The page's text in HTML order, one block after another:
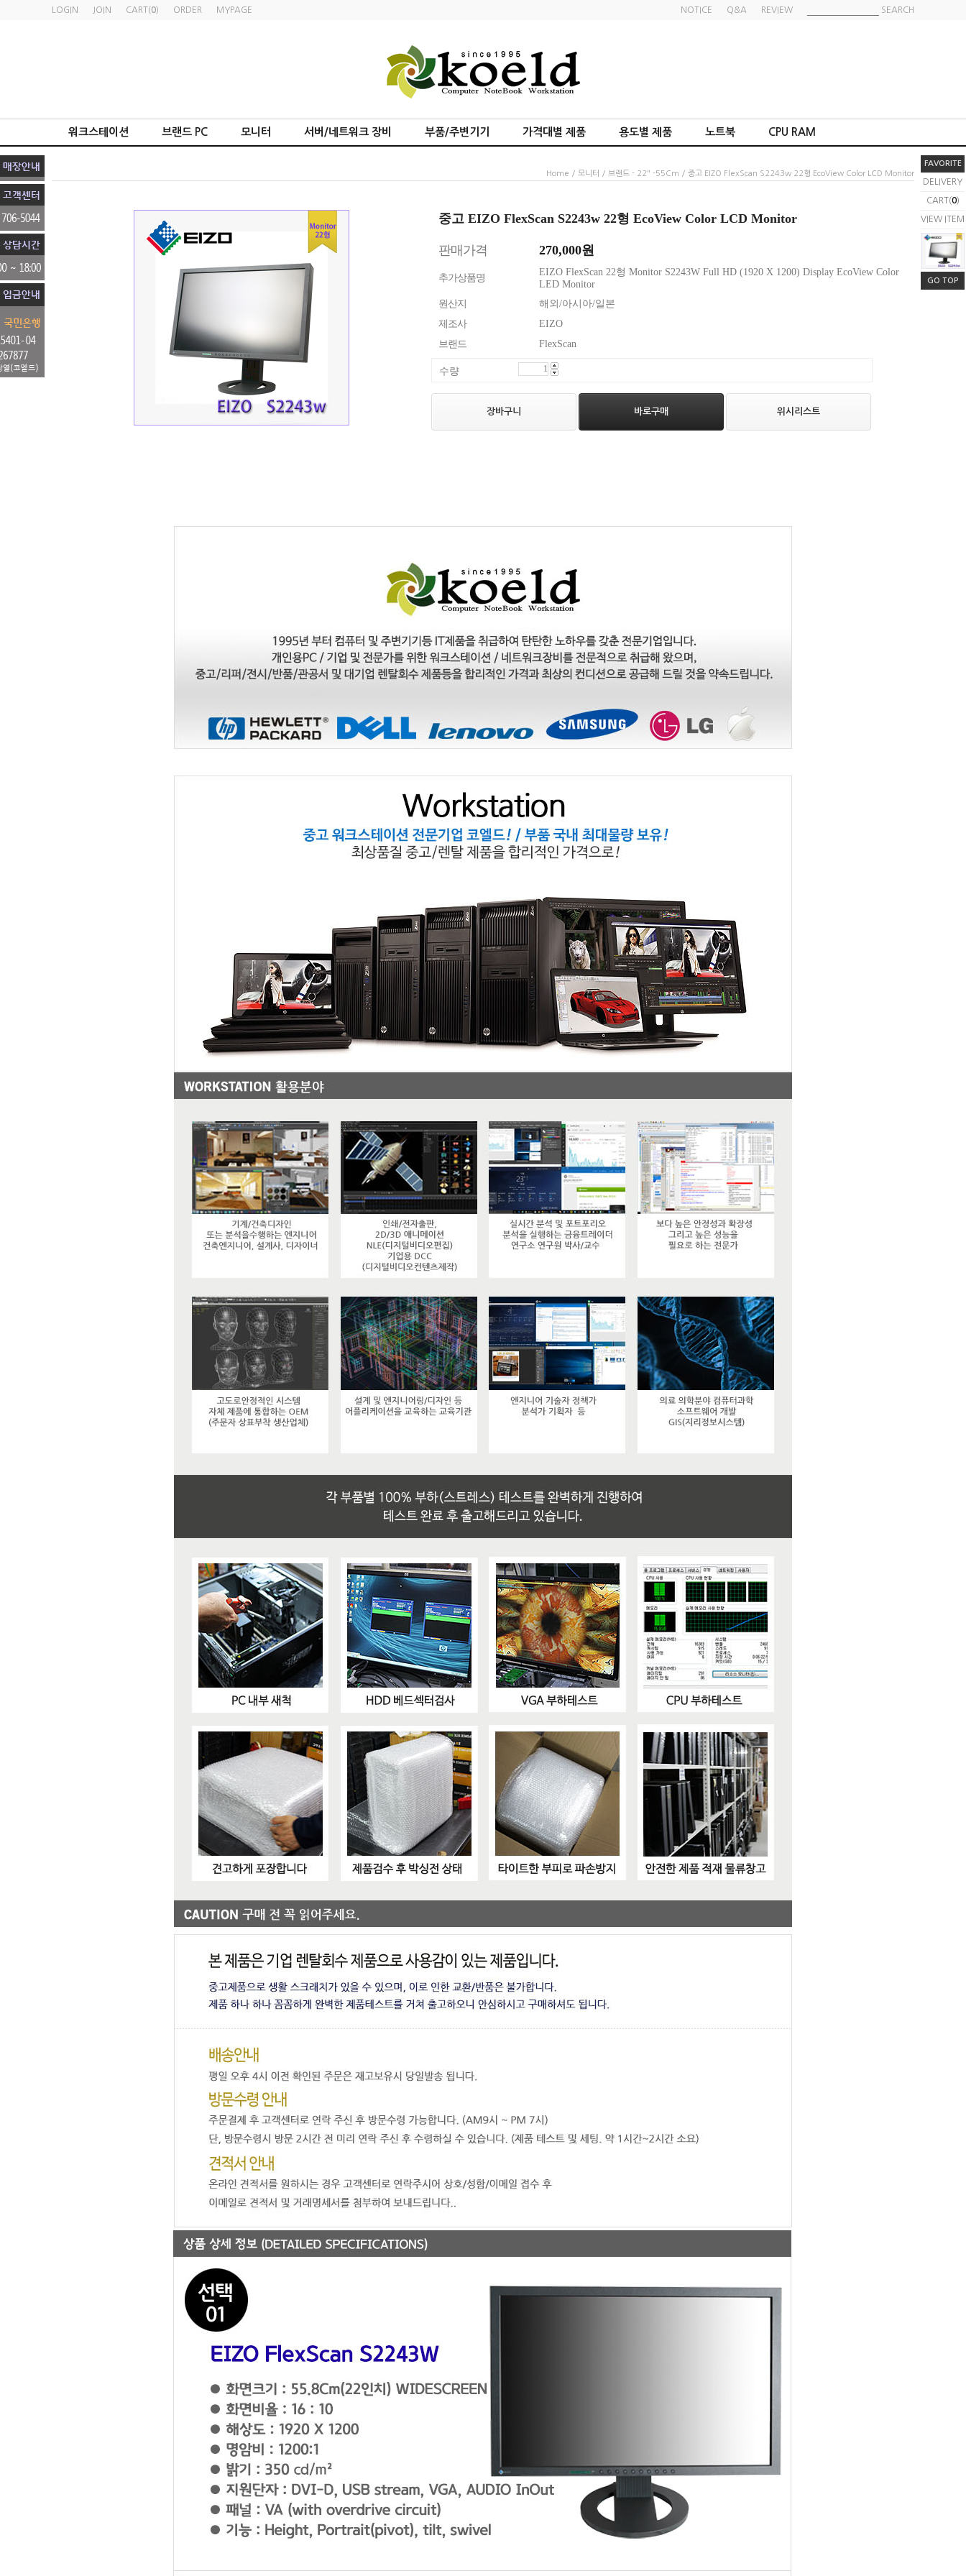
FAVORITE
DELIVERY
CART(0)
VIEW ITEM
GO TOP
LOGIN JOIN CART(0) ORDER MYPAGE NOTICE Q&A REVIEW SEARCH
워크스테이션 브랜드 PC 모니터 서버/네트워크 장비 부품/주변기기 가격대별 제품 용도별 제품 노트북 CPU RAM
Home / 모니터 / 브랜드 - 22" -55Cm / 중고 EIZO FlexScan S2243w 22형 EcoView Color LCD Monitor
중고 EIZO FlexScan S2243w 22형 EcoView Color LCD Monitor
판매가격 270,000원
추가상품명
EIZO FlexScan 22형 Monitor S2243W Full HD (1920 X 1200) Display EcoView Color
LED Monitor
원산지
해외/아시아/일본
제조사
EIZO
브랜드
FlexScan
수량
장바구니 바로구매 위시리스트